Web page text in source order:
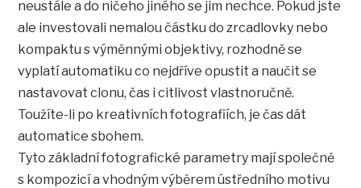
neustále a do ničeho jiného se jim nechce. Pokud jste
ale investovali nemalou částku do zrcadlovky nebo
kompaktu s výměnnými objektivy, rozhodně se
vyplatí automatiku co nejdříve opustit a naučit se
nastavovat clonu, čas i citlivost vlastnoručně.
Toužíte-li po kreativních fotografiích, je čas dát
automatice sbohem.
Tyto základní fotografické parametry mají společně
s kompozicí a vhodným výběrem ústředního motivu